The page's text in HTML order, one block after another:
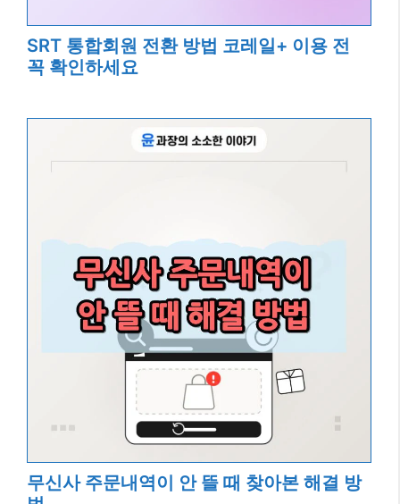
SRT 통합회원 전환 방법 코레일+ 이용 전
꼭 확인하세요
무신사 주문내역이 안 뜰 때 찾아본 해결 방